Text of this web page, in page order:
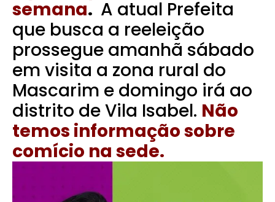
semana. A atual Prefeita
que busca a reeleição
prossegue amanhã sábado
em visita a zona rural do
Mascarim e domingo irá ao
distrito de Vila Isabel. Não
temos informação sobre
comício na sede.